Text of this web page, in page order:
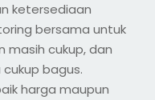
ketersediaan
bersama untuk
masih cukup, dan
bagus.
harga maupun